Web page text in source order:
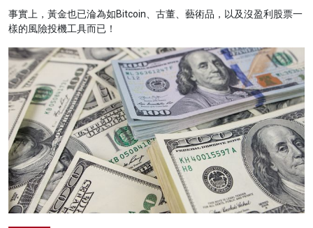
事實上，黃金也已淪為如Bitcoin、古董、藝術品，以及沒盈利股票一
樣的風險投機工具而已！